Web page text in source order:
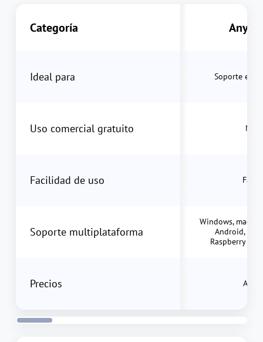
Categoría
Ideal para Soporte
Uso comercial gratuito No
Facilidad de uso Fácil
Soporte multiplataforma
Windows,
Android,
Raspberry Pi,
Precios Alto